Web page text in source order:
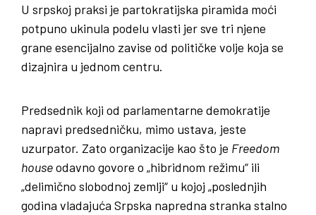
U srpskoj praksi je partokratijska piramida moći
potpuno ukinula podelu vlasti jer sve tri njene
grane esencijalno zavise od političke volje koja se
dizajnira u jednom centru.
Predsednik koji od parlamentarne demokratije
napravi predsedničku, mimo ustava, jeste
uzurpator. Zato organizacije kao što je Freedom
houseodavno govore o „hibridnom režimu“ ili
„delimično slobodnoj zemlji“ u kojoj „poslednjih
godina vladajuća Srpska napredna stranka stalno